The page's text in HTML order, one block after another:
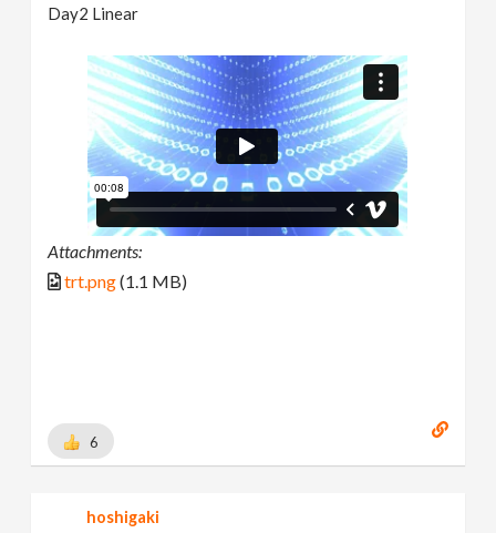
Day2 Linear
Attachments:
trt.png(1.1 MB)
6
hoshigaki